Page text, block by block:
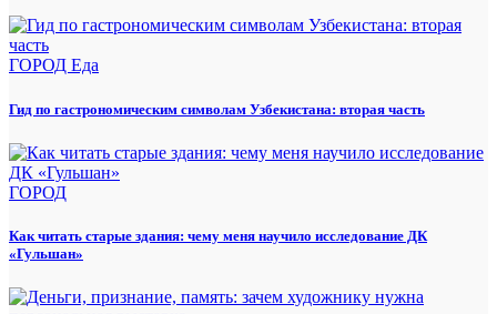
ГОРОД Еда
Гид по гастрономическим символам Узбекистана: вторая часть
ГОРОД
Как читать старые здания: чему меня научило исследование ДК
«Гульшан»